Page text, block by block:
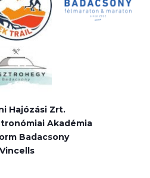
Hajózási Zrt.
Akadémia
Badacsony
Vincells